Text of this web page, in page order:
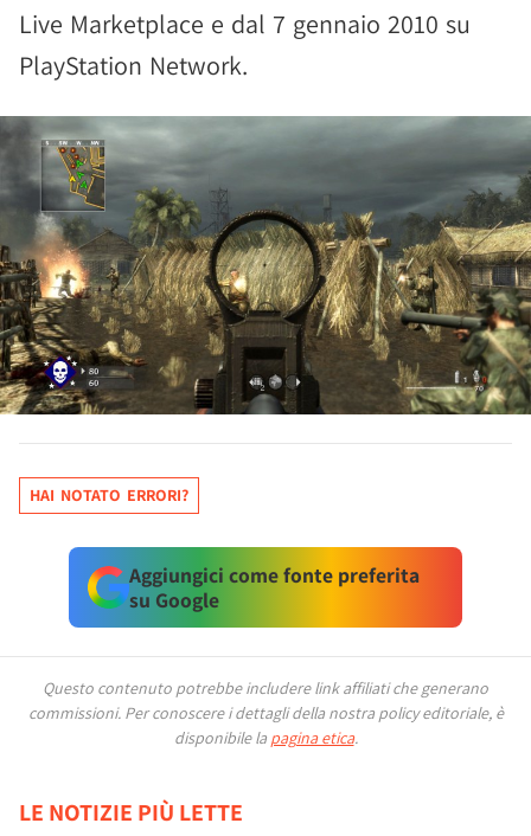
Live Marketplace e dal 7 gennaio 2010 su
PlayStation Network.
HAI NOTATO ERRORI?
Aggiungici come fonte preferita
su Google
Questo contenuto potrebbe includere link affiliati che generano
commissioni. Per conoscere i dettagli della nostra policy editoriale, è
disponibile la pagina etica.
LE NOTIZIE PIÙ LETTE